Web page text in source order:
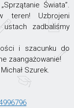
Świata”.
teren! Uzbrojeni
zadbaliśmy
i szacunku do
zaangażowanie!
Szurek.